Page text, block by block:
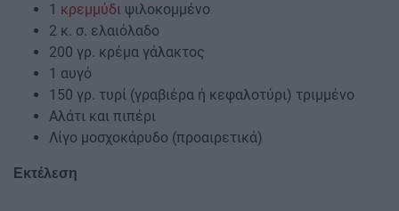
1 κρεμμύδι ψιλοκομμένο
2 κ. σ. ελαιόλαδο
200 γρ. κρέμα γάλακτος
1 αυγό
150 γρ. τυρί (γραβιέρα ή κεφαλοτύρι) τριμμένο
Αλάτι και πιπέρι
Λίγο μοσχοκάρυδο (προαιρετικά)
Εκτέλεση